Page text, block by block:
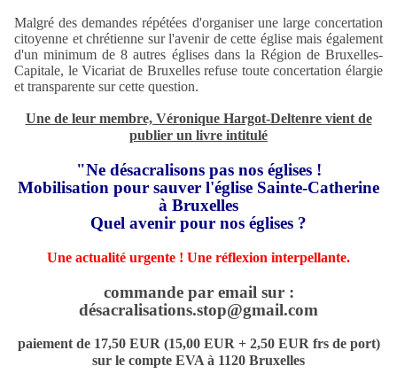
Malgré des demandes répétées d'organiser une large concertation
citoyenne et chrétienne sur l'avenir de cette église mais également
d'un minimum de 8 autres églises dans la Région de Bruxelles-
Capitale, le Vicariat de Bruxelles refuse toute concertation élargie
et transparente sur cette question.
Une de leur membre, Véronique Hargot-Deltenre vient de
publier un livre intitulé
"Ne désacralisons pas nos églises !
Mobilisation pour sauver l'église Sainte-Catherine
à Bruxelles
Quel avenir pour nos églises ?
Une actualité urgente ! Une réflexion interpellante.
commande par email sur :
désacralisations.stop@gmail.com
paiement de 17,50 EUR (15,00 EUR + 2,50 EUR frs de port)
sur le compte EVA à 1120 Bruxelles